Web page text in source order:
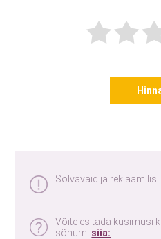
Solvavaid ja
Võite esitada küsimusi
sõnumi siia: